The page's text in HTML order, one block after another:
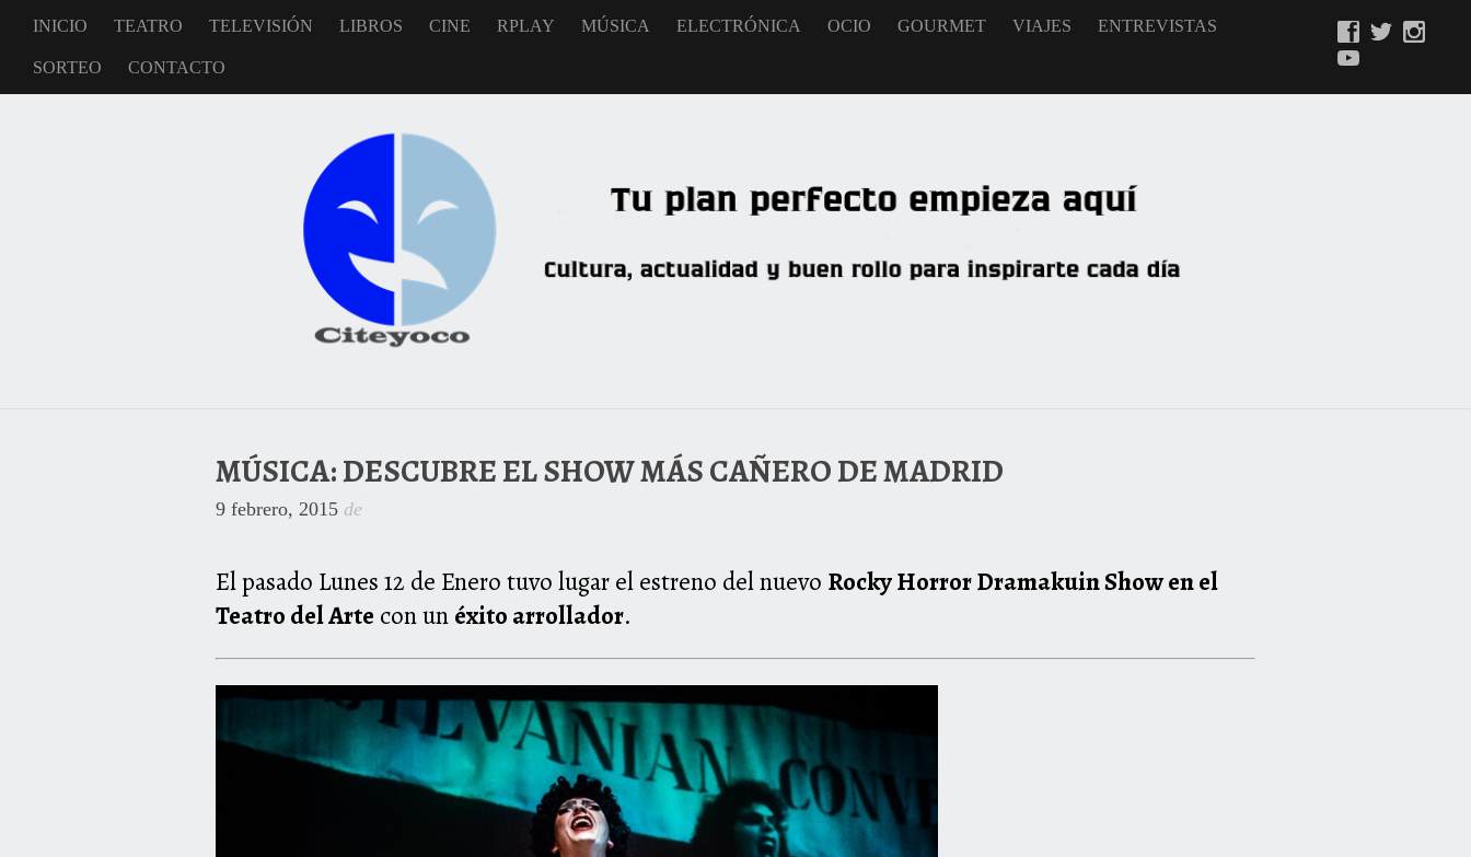
INICIO TEATRO TELEVISIÓN LIBROS CINE RPLAY MÚSICA ELECTRÓNICA OCIO GOURMET VIAJES ENTREVISTAS
SORTEO CONTACTO
MÚSICA: DESCUBRE EL SHOW MÁS CAÑERO DE MADRID
9 febrero, 2015 de
El pasado Lunes 12 de Enero tuvo lugar el estreno del nuevo Rocky Horror Dramakuin Show en el
Teatro del Arte con unéxito arrollador.